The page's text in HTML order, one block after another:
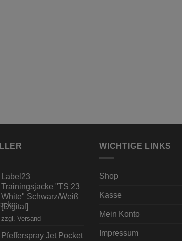
Label23
Trainingsjacke "TS 23
White" Schwarz/Weiß
[Digital]
zzgl. Versand
Pfefferspray Jet Pocket
WICHTIGE LINKS
Shop
Kasse
Mein Konto
Impressum